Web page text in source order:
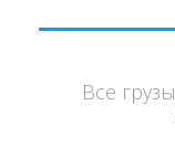
Все